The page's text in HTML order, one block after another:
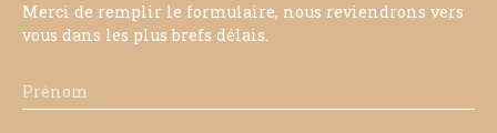
Merci de remplir le formulaire, nous reviendrons vers
vous dans les plus brefs délais.
Prénom